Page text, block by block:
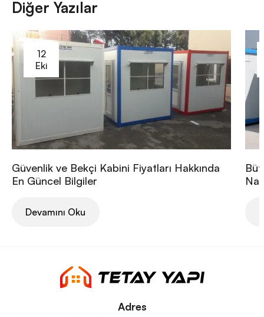
Diğer Yazılar
12
Eki
Güvenlik ve Bekçi Kabini Fiyatları Hakkında
En Güncel Bilgiler
Devamını Oku
Adres